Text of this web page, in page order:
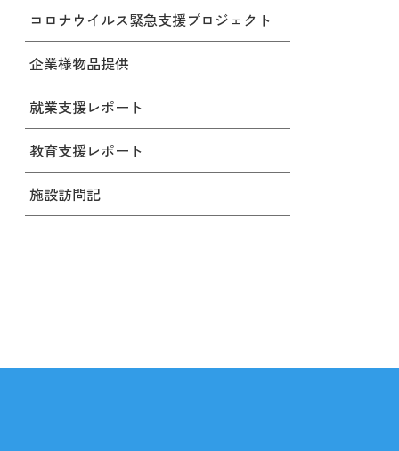
コロナウイルス緊急支援プロジェクト
企業様物品提供
就業支援レポート
教育支援レポート
施設訪問記